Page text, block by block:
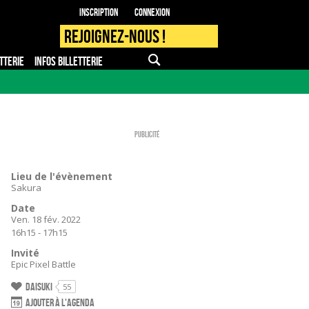
Inscription Connexion
Rejoignez-nous !
INFOS BILLETTERIE APPLI MOBILE
Publicité
Lieu de l'évènement
Sakura
Date
Ven. 18 fév. 2022
16h15 - 17h15
Invité
Epic Pixel Battle
Daisuki 55
Ajouter à l'agenda